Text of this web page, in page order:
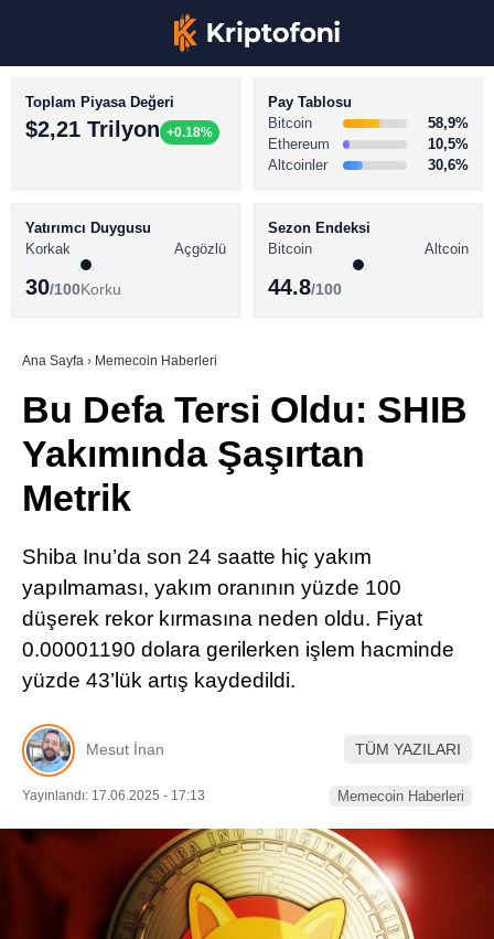
Youtube
TikTok
LinkedIn
Telegram
BİTCOİN HABERLERİ
ALTCOİN HABERLERİ
SÖZLÜK
Toplam Piyasa Değeri
$2,21 Trilyon +0.18%
Pay Tablosu
Bitcoin
58,9%
Ethereum
10,5%
Altcoinler
30,6%
Yatırımcı Duygusu
Korkak
Açgözlü
30/100Korku
Sezon Endeksi
Bitcoin
Altcoin
44.8/100
Ana Sayfa › Memecoin Haberleri
Bu Defa Tersi Oldu: SHIB
Yakımında Şaşırtan
Metrik
Shiba Inu’da son 24 saatte hiç yakım
yapılmaması, yakım oranının yüzde 100
düşerek rekor kırmasına neden oldu. Fiyat
0.00001190 dolara gerilerken işlem hacminde
yüzde 43’lük artış kaydedildi.
Mesut İnan TÜM YAZILARI
Yayınlandı: 17.06.2025 - 17:13 Memecoin Haberleri